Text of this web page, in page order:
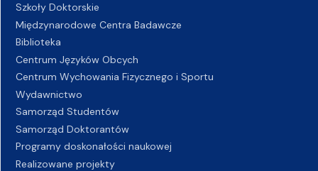
Szkoły Doktorskie
Międzynarodowe Centra Badawcze
Biblioteka
Centrum Języków Obcych
Centrum Wychowania Fizycznego i Sportu
Wydawnictwo
Samorząd Studentów
Samorząd Doktorantów
Programy doskonałości naukowej
Realizowane projekty